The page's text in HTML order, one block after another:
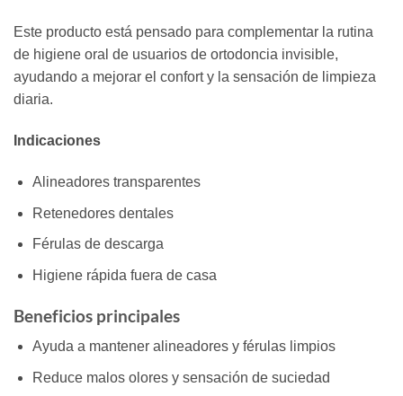
Este producto está pensado para complementar la rutina
de higiene oral de usuarios de ortodoncia invisible,
ayudando a mejorar el confort y la sensación de limpieza
diaria.
Indicaciones
Alineadores transparentes
Retenedores dentales
Férulas de descarga
Higiene rápida fuera de casa
Beneficios principales
Ayuda a mantener alineadores y férulas limpios
Reduce malos olores y sensación de suciedad